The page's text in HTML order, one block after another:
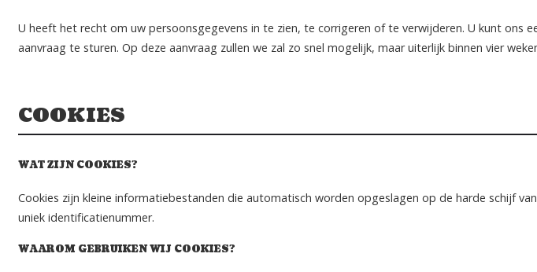
U heeft het recht om uw persoonsgegevens in te zien, te corrigeren of te verwijderen. U kunt ons
aanvraag te sturen. Op deze aanvraag zullen we zal zo snel mogelijk, maar uiterlijk binnen vier
COOKIES
WAT ZIJN COOKIES?
Cookies zijn kleine informatiebestanden die automatisch worden opgeslagen op de harde schijf
uniek identificatienummer.
WAAROM GEBRUIKEN WIJ COOKIES?